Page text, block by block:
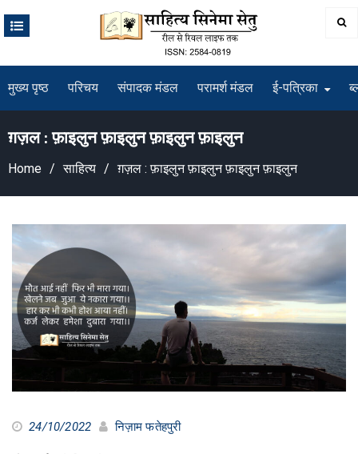
मुख्य पृष्ठ परिचय संपादक मंडल परामर्श मंडल ई-पत्रिका
ग़ज़ल : फ़ाइलुन फ़ाइलुन फ़ाइलुन फ़ाइलुन
Home साहित्य ग़ज़ल : फ़ाइलुन फ़ाइलुन फ़ाइलुन फ़ाइलुन
24/10/2022 निज़ाम फतेहपुरी